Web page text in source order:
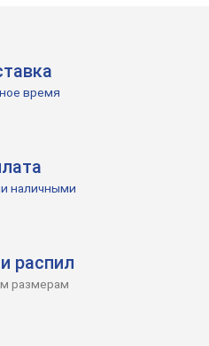
время
наличными
распил
размерам